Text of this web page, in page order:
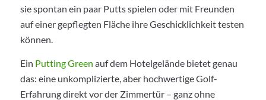
sie spontan ein paar Putts spielen oder mit Freunden
auf einer gepflegten Fläche ihre Geschicklichkeit testen
können.
Ein Putting Green auf dem Hotelgelände bietet genau
das: eine unkomplizierte, aber hochwertige Golf-
Erfahrung direkt vor der Zimmertür – ganz ohne